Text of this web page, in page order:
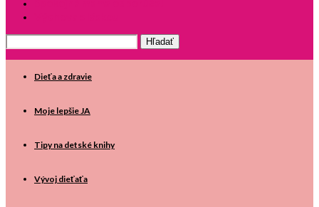
Dieťa a zdravie
Moje lepšie JA
Tipy na detské knihy
Vývoj dieťaťa